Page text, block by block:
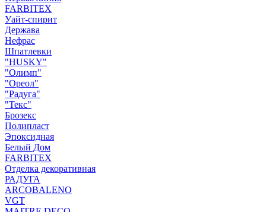
FARBITEX
Уайт-спирит
Держава
Нефрас
Шпатлевки
"HUSKY"
"Олимп"
"Ореол"
"Радуга"
"Текс"
Брозекс
Полипласт
Эпоксидная
Белый Дом
FARBITEX
Отделка декоративная
РАДУГА
ARCOBALENO
VGT